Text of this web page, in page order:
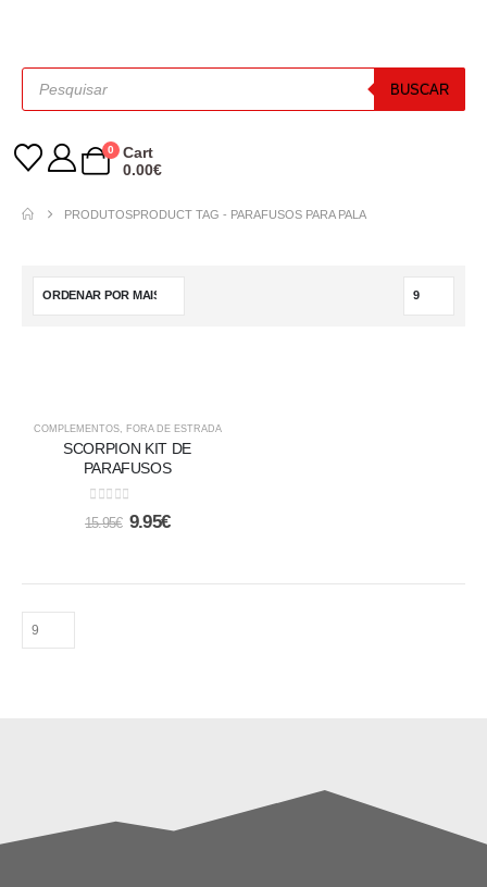
BUSCAR
0
Cart
0.00€
PRODUTOSPRODUCT TAG - PARAFUSOS PARA PALA
COMPLEMENTOS, FORA DE ESTRADA
SCORPION KIT DE
PARAFUSOS
0out of 5
15.95€ 9.95€